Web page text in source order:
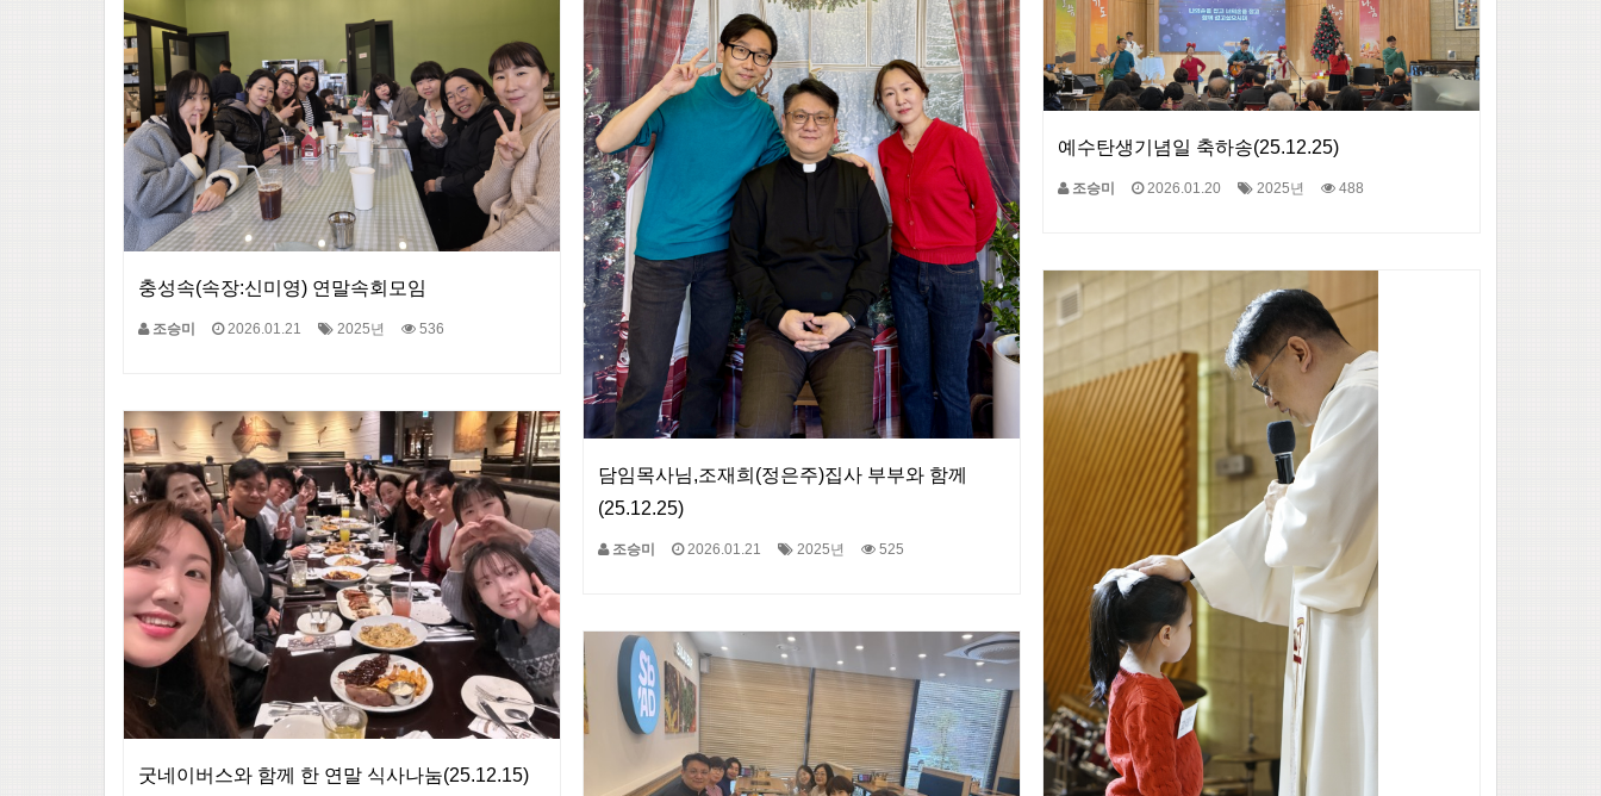
충성속(속장:신미영) 연말속회모임
조승미 2026.01.21 2025년 536
담임목사님,조재희(정은주)집사 부부와 함께
(25.12.25)
조승미 2026.01.21 2025년 525
예수탄생기념일 축하송(25.12.25)
조승미 2026.01.20 2025년 488
굿네이버스와 함께 한 연말 식사나눔(25.12.15)